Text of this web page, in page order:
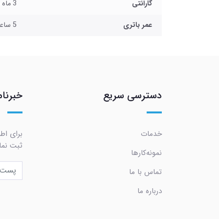
گارانتی
3 ماه شرکتی
عمر باتری
5 ساعت
دسترسی سریع
خدمات
نمونه‌کارها
تماس با ما
درباره ما
برای
ثبت